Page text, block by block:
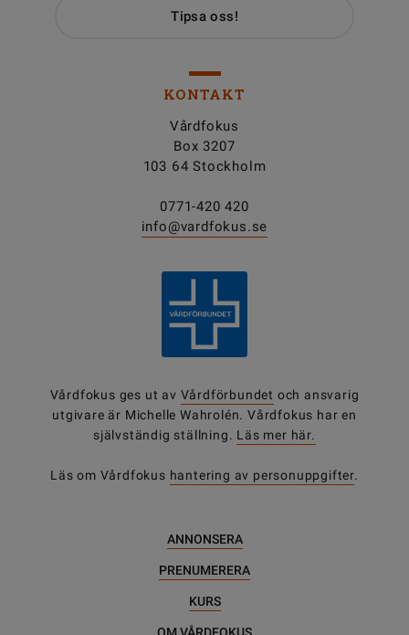
Tipsa oss!
KONTAKT
Vårdfokus
Box 3207
103 64 Stockholm
0771-420 420
info@vardfokus.se
Vårdfokus ges ut av Vårdförbundet och ansvarig
utgivare är Michelle Wahrolén. Vårdfokus har en
självständig ställning. Läs mer här.
Läs om Vårdfokus hantering av personuppgifter.
ANNONSERA
PRENUMERERA
KURS